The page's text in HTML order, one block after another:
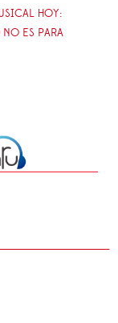
HOY:
ES PARA